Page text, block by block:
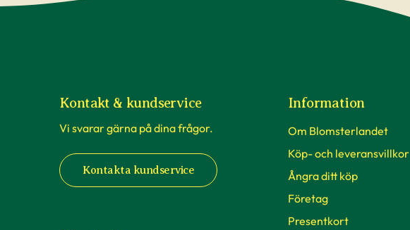
Kontakt & kundservice
Vi svarar gärna på dina frågor.
Kontakta kundservice
Information
Om Blomsterlandet
Köp- och leveransvillkor
Ångra ditt köp
Företag
Presentkort